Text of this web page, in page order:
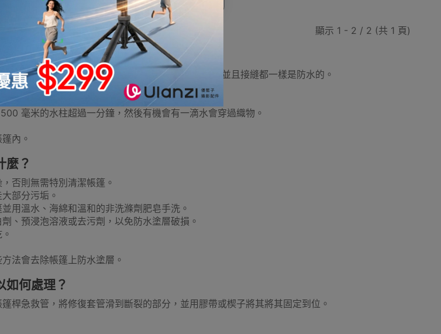
保暖鞋 腳部保暖 便攜椅 露營便攜枱 露營便攜床/行軍床
床
顯示 1 - 2 / 2 (共 1 頁)
是什麼？“1500mm”又是什麼意思？
表著外部織物都塗有我們高品質聚氨酯防水塗層，並且接縫都一樣是防水的。
字配對，以表示塗層防水程度測量值。
毫米的水柱超過一分鐘，然後有機會有一滴水會穿過織物。
內。
麼？
否則無需特別清潔帳篷。
部分污垢。
用溫水、海綿和溫和的非洗滌劑肥皂手洗。
、預浸泡溶液或去污劑，以免防水塗層破損。
法會去除帳篷上防水塗層。
如何處理？
桿急救管，將修復套管滑到斷裂的部分，並用膠帶或楔子將其將其固定到位。